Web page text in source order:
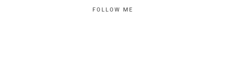
FOLLOW ME